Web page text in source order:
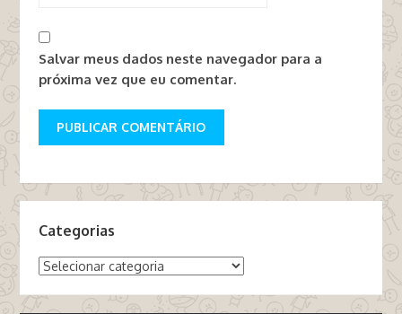
Salvar meus dados neste navegador para a
próxima vez que eu comentar.
Categorias
Categorias